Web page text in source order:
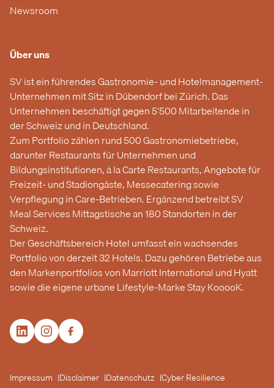
Newsroom
Über uns
SV ist ein führendes Gastronomie- und Hotelmanagement-
Unternehmen mit Sitz in Dübendorf bei Zürich. Das
Unternehmen beschäftigt gegen 5’500 Mitarbeitende in
der Schweiz und in Deutschland.
Zum Portfolio zählen rund 500 Gastronomiebetriebe,
darunter Restaurants für Unternehmen und
Bildungsinstitutionen, à la Carte Restaurants, Angebote für
Freizeit- und Stadiongäste, Messecatering sowie
Verpflegung in Care-Betrieben. Ergänzend betreibt SV
Meal Services Mittagstische an 180 Standorten in der
Schweiz.
Der Geschäftsbereich Hotel umfasst ein wachsendes
Portfolio von derzeit 32 Hotels. Dazu gehören Betriebe aus
den Markenportfolios von Marriott International und Hyatt
sowie die eigene urbane Lifestyle-Marke Stay KooooK.
Impressum Disclaimer Datenschutz Cyber Resilience